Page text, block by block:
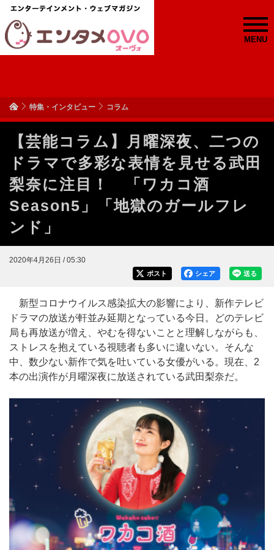
MENU
特集・インタビュー コラム
【芸能コラム】月曜深夜、二つの
ドラマで多彩な表情を見せる武田
梨奈に注目！ 「ワカコ酒
Season5」「地獄のガールフレ
ンド」
2020年4月26日 / 05:30
送る
シェア
ポスト
新型コロナウイルス感染拡大の影響により、新作テレビ
ドラマの放送が軒並み延期となっている今日。どのテレビ
局も再放送が増え、やむを得ないことと理解しながらも、
ストレスを抱えている視聴者も多いに違いない。そんな
中、数少ない新作で気を吐いている女優がいる。現在、2
本の出演作が月曜深夜に放送されている武田梨奈だ。